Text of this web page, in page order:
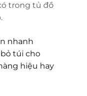
trong tủ đồ
nhanh
túi cho
hiệu hay